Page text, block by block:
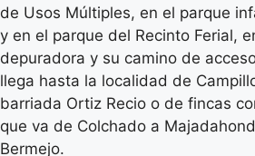
de Usos Múltiples, en el parque
y en el parque del Recinto Ferial,
depuradora y su camino de
llega hasta la localidad de
barriada Ortiz Recio o de fincas
que va de Colchado a
Bermejo.